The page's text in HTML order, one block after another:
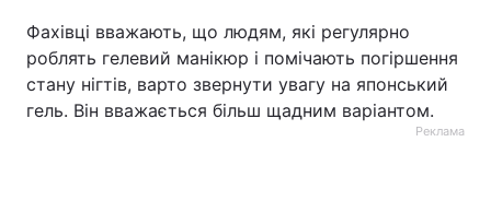
Фахівці вважають, що людям, які регулярно
роблять гелевий манікюр і помічають погіршення
стану нігтів, варто звернути увагу на японський
гель. Він вважається більш щадним варіантом.
Реклама